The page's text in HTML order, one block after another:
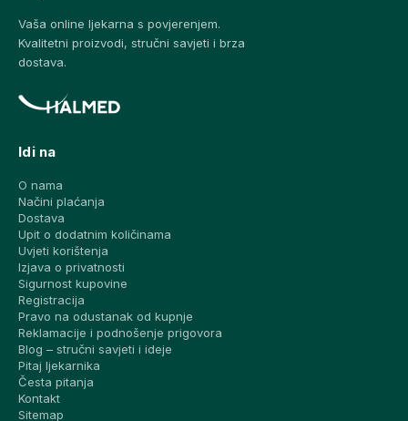
Vaša online ljekarna s povjerenjem.
Kvalitetni proizvodi, stručni savjeti i brza
dostava.
Idi na
O nama
Načini plaćanja
Dostava
Upit o dodatnim količinama
Uvjeti korištenja
Izjava o privatnosti
Sigurnost kupovine
Registracija
Pravo na odustanak od kupnje
Reklamacije i podnošenje prigovora
Blog – stručni savjeti i ideje
Pitaj ljekarnika
Česta pitanja
Kontakt
Sitemap